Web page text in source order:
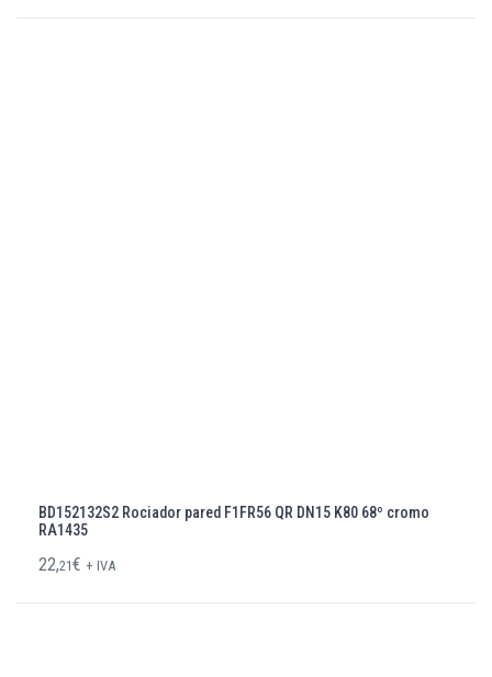
BD152132S2 Rociador pared F1FR56 QR DN15 K80 68º cromo
RA1435
22,21€ + IVA